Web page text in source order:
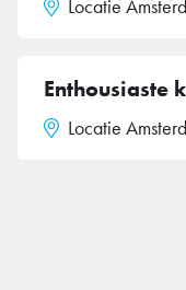
Locatie
Enthousiaste
Locatie